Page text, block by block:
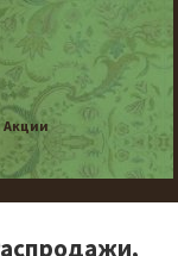
Акции